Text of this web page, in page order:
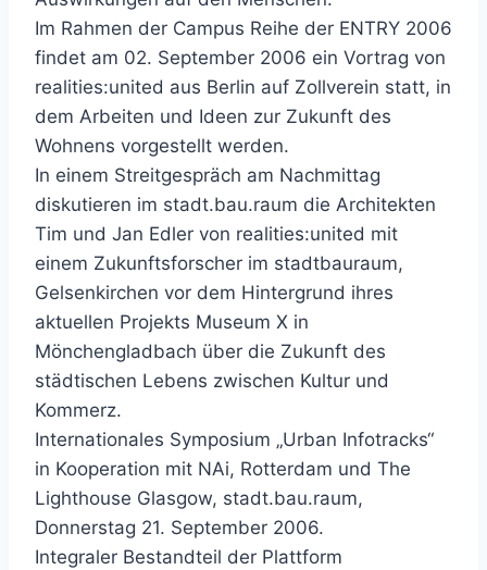
Im Rahmen der Campus Reihe der ENTRY 2006
findet am 02. September 2006 ein Vortrag von
realities:united aus Berlin auf Zollverein statt, in
dem Arbeiten und Ideen zur Zukunft des
Wohnens vorgestellt werden.
In einem Streitgespräch am Nachmittag
diskutieren im stadt.bau.raum die Architekten
Tim und Jan Edler von realities:united mit
einem Zukunftsforscher im stadtbauraum,
Gelsenkirchen vor dem Hintergrund ihres
aktuellen Projekts Museum X in
Mönchengladbach über die Zukunft des
städtischen Lebens zwischen Kultur und
Kommerz.
Internationales Symposium „Urban Infotracks“
in Kooperation mit NAi, Rotterdam und The
Lighthouse Glasgow, stadt.bau.raum,
Donnerstag 21. September 2006.
Integraler Bestandteil der Plattform